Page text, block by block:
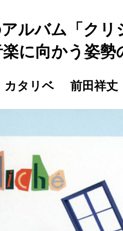
ルバム「クリ
楽に向かう姿勢
カタリベ 前田祥丈